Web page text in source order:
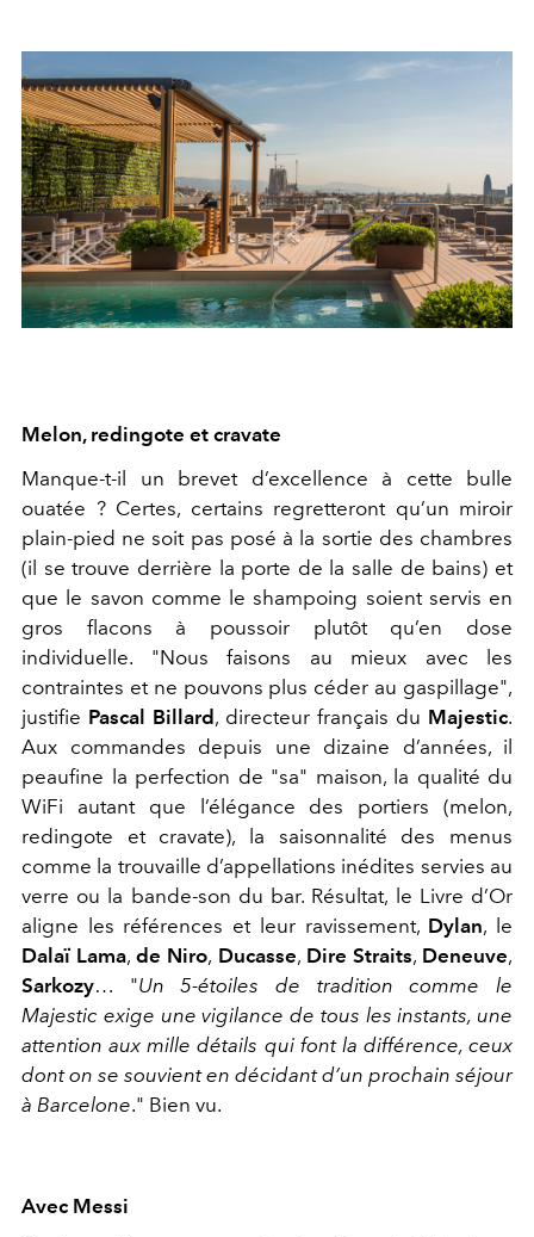
Melon, redingote et cravate
Manque-t-il un brevet d’excellence à cette bulle
ouatée ? Certes, certains regretteront qu’un miroir
plain-pied ne soit pas posé à l a sortie des chambres
(il se trouve derrière la porte de la salle de bains) et
que le savon comme le shampoing soient servis en
gros flacons à poussoir plutôt qu’en dose
individuelle. "Nous faisons au mieux avec les
contraintes et ne pouvons plus céder au gaspillage",
justifie Pascal Billard , directeur français du Majestic.
Aux commandes depuis une dizaine d’années, il
peaufine la perfection de "sa" maison, l a qualité du
WiFi autant que l ’élégance des portiers (melon,
redingote et cravate), la saisonnalité des menus
comme la trouvaille d’appellations inédites servies au
verre ou la bande-son du bar. Résultat, le Livre d’Or
aligne les références et leur ravissement, Dylan, le
Dalaï Lama,de Niro, Ducasse, Dire Straits, Deneuve,
Sarkozy… "Un 5-étoiles de tradition comme le
Majestic exige une vigilance de tous les instants, une
attention aux mille détails qui font la différence, ceux
dont on se souvient en décidantd’un prochain séjour
à Barcelone." Bien vu.
Avec Messi